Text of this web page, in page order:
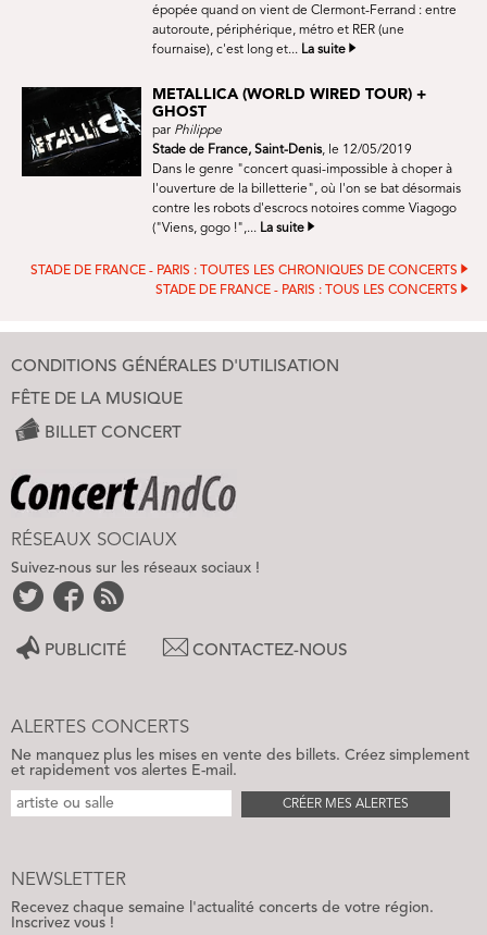
épopée quand on vient de Clermont-Ferrand : entre
autoroute, périphérique, métro et RER (une
fournaise), c'est long et... La suite
METALLICA (WORLD WIRED TOUR) +
GHOST
par Philippe
Stade de France, Saint-Denis, le 12/05/2019
Dans le genre "concert quasi-impossible à choper à
l'ouverture de la billetterie", où l'on se bat désormais
contre les robots d'escrocs notoires comme Viagogo
("Viens, gogo !",... La suite
STADE DE FRANCE - PARIS : TOUTES LES CHRONIQUES DE CONCERTS
STADE DE FRANCE - PARIS : TOUS LES CONCERTS
CONDITIONS GÉNÉRALES D'UTILISATION
FÊTE DE LA MUSIQUE
BILLET CONCERT
RÉSEAUX SOCIAUX
Suivez-nous sur les réseaux sociaux !
PUBLICITÉ CONTACTEZ-NOUS
ALERTES CONCERTS
Ne manquez plus les mises en vente des billets. Créez simplement
et rapidement vos alertes E-mail.
CRÉER MES ALERTES
NEWSLETTER
Recevez chaque semaine l'actualité concerts de votre région.
Inscrivez vous !